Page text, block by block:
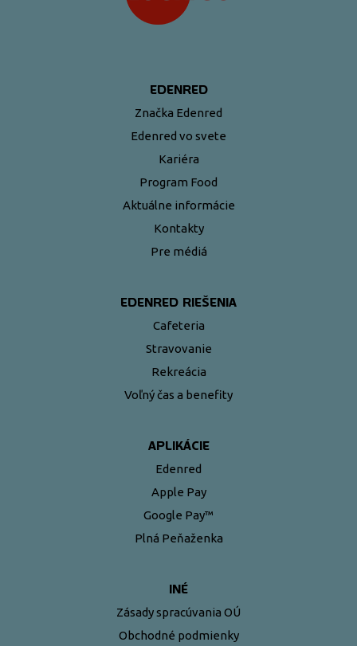
EDENRED
Značka Edenred
Edenred vo svete
Kariéra
Program Food
Aktuálne informácie
Kontakty
Pre médiá
EDENRED RIEŠENIA
Cafeteria
Stravovanie
Rekreácia
Voľný čas a benefity
APLIKÁCIE
Edenred
Apple Pay
Google Pay™
Plná Peňaženka
INÉ
Zásady spracúvania OÚ
Obchodné podmienky